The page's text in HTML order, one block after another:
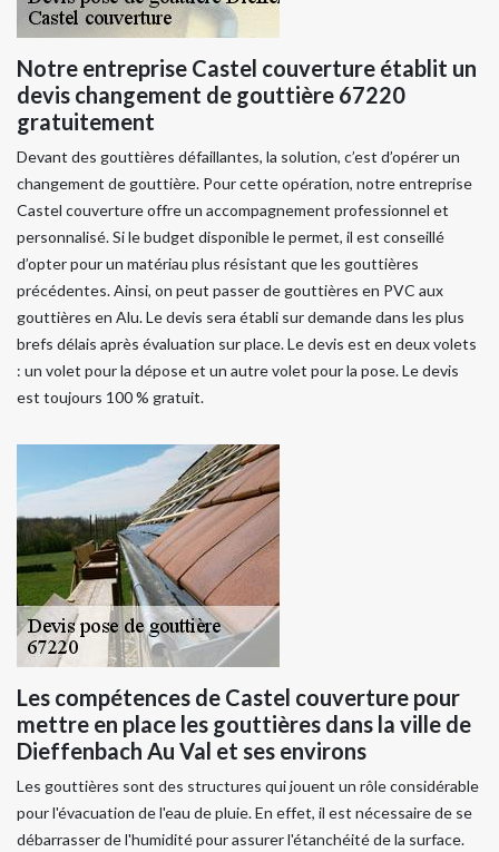
Notre entreprise Castel couverture établit un
devis changement de gouttière 67220
gratuitement
Devant des gouttières défaillantes, la solution, c’est d’opérer un
changement de gouttière. Pour cette opération, notre entreprise
Castel couverture offre un accompagnement professionnel et
personnalisé. Si le budget disponible le permet, il est conseillé
d’opter pour un matériau plus résistant que les gouttières
précédentes. Ainsi, on peut passer de gouttières en PVC aux
gouttières en Alu. Le devis sera établi sur demande dans les plus
brefs délais après évaluation sur place. Le devis est en deux volets
: un volet pour la dépose et un autre volet pour la pose. Le devis
est toujours 100 % gratuit.
Les compétences de Castel couverture pour
mettre en place les gouttières dans la ville de
Dieffenbach Au Val et ses environs
Les gouttières sont des structures qui jouent un rôle considérable
pour l'évacuation de l'eau de pluie. En effet, il est nécessaire de se
débarrasser de l'humidité pour assurer l'étanchéité de la surface.